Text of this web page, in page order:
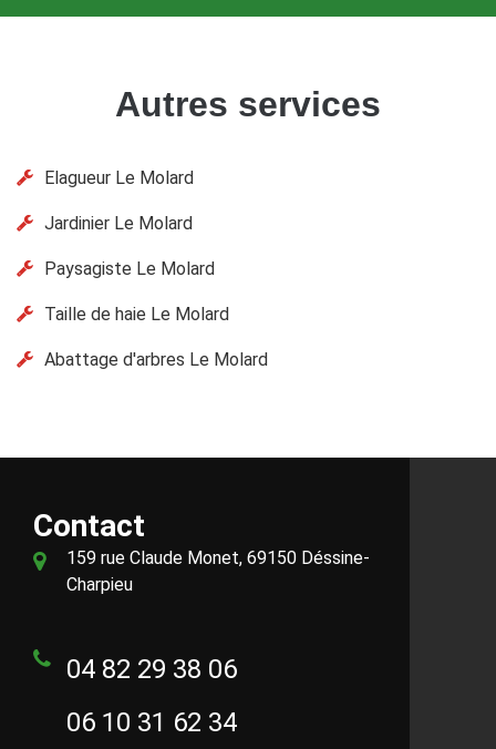
Autres services
Elagueur Le Molard
Jardinier Le Molard
Paysagiste Le Molard
Taille de haie Le Molard
Abattage d'arbres Le Molard
Contact
159 rue Claude Monet, 69150 Déssine-
Charpieu
04 82 29 38 06
06 10 31 62 34